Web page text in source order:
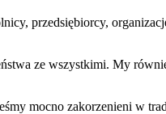
przedsiębiorcy,
ze wszystkimi. My
mocno zakorzenieni w